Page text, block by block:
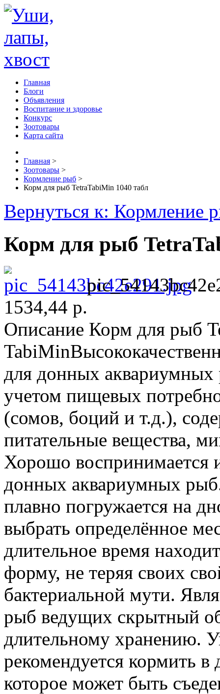
Главная
Блоги
Объявления
Воспитание и здоровье
Конкурс
Зоотовары
Карта сайта
Главная >
Зоотовары >
Кормление рыб >
Корм для рыб TetraTabiMin 1040 табл
Вернуться к: Кормление
Корм для рыб
1534,44 р.
Описание Корм для рыб
для донных аквариумных
учетом пищевых
(сомов, боций и т.д.),
питательные вещества,
Хорошо воспринимается
донных аквариумных
плавно погружается на
выбрать определённое
длительное время
форму, не теряя своих
бактериальной мути.
рыб ведущих скрытный
длительному хранению.
рекомендуется кормить в
которое может быть